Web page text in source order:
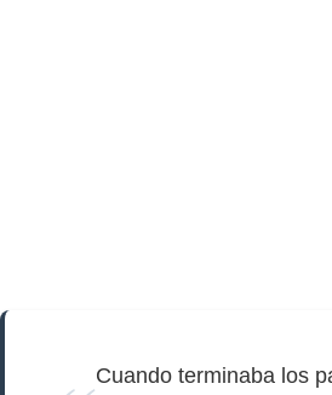
Cuando terminaba los